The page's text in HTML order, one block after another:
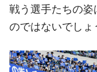
戦う選手たちの
のではないでしょ